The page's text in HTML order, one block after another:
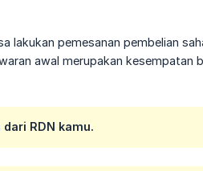
lakukan pemesanan pembelian
awal merupakan
RDN kamu.